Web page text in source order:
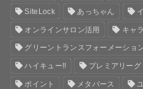
SiteLock あっちゃん
オンラインサロン活用 キャ
グリーントランスフォーメーショ
ハイキュー!! プレミアリーグ
ポイント メタバース